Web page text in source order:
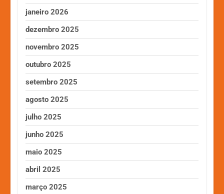
janeiro 2026
dezembro 2025
novembro 2025
outubro 2025
setembro 2025
agosto 2025
julho 2025
junho 2025
maio 2025
abril 2025
março 2025